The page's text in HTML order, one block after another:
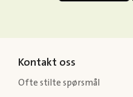
Kontakt oss
Ofte stilte spørsmål